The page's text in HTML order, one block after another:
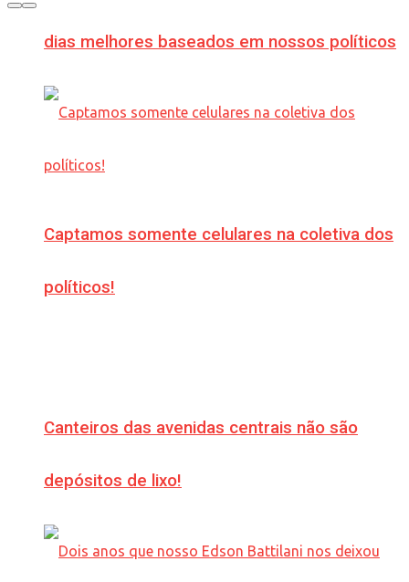
dias melhores baseados em nossos políticos
Captamos somente celulares na coletiva dos
políticos!
Canteiros das avenidas centrais não são
depósitos de lixo!